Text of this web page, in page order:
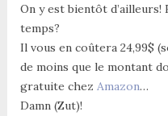
On y est bientôt d’ailleurs!
temps?
Il vous en coûtera 24,99$
de moins que le montant
gratuite chez Amazon…
Damn (Zut)!